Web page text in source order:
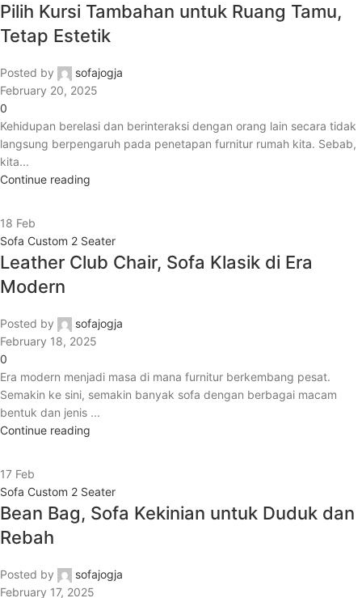
Pilih Kursi Tambahan untuk Ruang Tamu,
Tetap Estetik
Posted by
sofajogja
February 20, 2025
0
Kehidupan berelasi dan berinteraksi dengan orang lain secara tidak
langsung berpengaruh pada penetapan furnitur rumah kita. Sebab,
kita...
Continue reading
18 Feb
Sofa Custom 2 Seater
Leather Club Chair, Sofa Klasik di Era
Modern
Posted by
sofajogja
February 18, 2025
0
Era modern menjadi masa di mana furnitur berkembang pesat.
Semakin ke sini, semakin banyak sofa dengan berbagai macam
bentuk dan jenis ...
Continue reading
17 Feb
Sofa Custom 2 Seater
Bean Bag, Sofa Kekinian untuk Duduk dan
Rebah
Posted by
sofajogja
February 17, 2025